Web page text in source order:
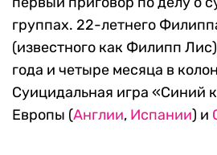
группах. 22-летнего
(известного как Филипп Лис)
года и четыре месяца в
Суицидальная игра «Синий
Европы (Англии, Испании) и